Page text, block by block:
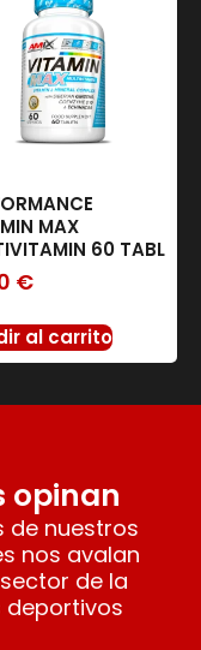
MAX
60 TABL
€
al carrito
opinan
de nuestros
nos avalan
de la
deportivos